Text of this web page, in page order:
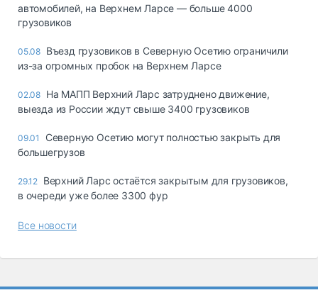
автомобилей, на Верхнем Ларсе — больше 4000
грузовиков
05.08 Въезд грузовиков в Северную Осетию ограничили
из-за огромных пробок на Верхнем Ларсе
02.08 На МАПП Верхний Ларс затруднено движение,
выезда из России ждут свыше 3400 грузовиков
09.01
Северную Осетию могут полностью закрыть для
большегрузов
29.12 Верхний Ларс остаётся закрытым для грузовиков,
в очереди уже более 3300 фур
Все новости